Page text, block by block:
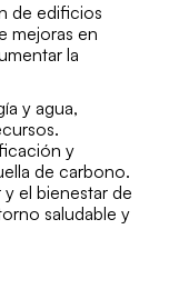
de edificios
mejoras en
la
y agua,
y
de carbono.
el bienestar de
saludable y